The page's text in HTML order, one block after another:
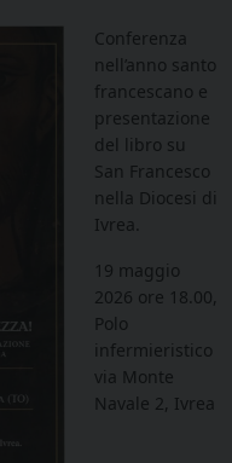
Conferenza
nell’anno santo
francescano e
presentazione
del libro su
San Francesco
nella Diocesi di
Ivrea.
19 maggio
2026 ore 18.00,
Polo
infermieristico
via Monte
Navale 2, Ivrea